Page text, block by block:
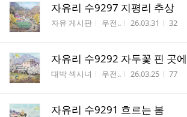
자유리 수9297 지평리 추상
게시판명
자유 게시판 작성자
우전.. 작성시간
26.03.31 조회수
32
자유리 수9292 자두꽃 핀 곳에
게시판명
대박 섹시녀 작성자
우전.. 작성시간
26.03.25 조회수
77
자유리 수9291 흐르는 봄